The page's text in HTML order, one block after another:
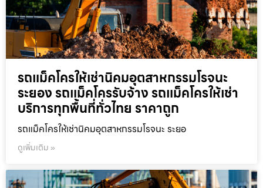
รถแม็คโครให้เช่านิคมอุตสาหกรรมโรจนะ
ระยอง รถแม็คโครรับจ้าง รถแม็คโครให้เช่า
บริการทุกพื้นที่ทั่วไทย ราคาถูก
รถแม็คโครให้เช่านิคมอุตสาหกรรมโรจนะ ระยอ
ดูเพิ่มเติม »